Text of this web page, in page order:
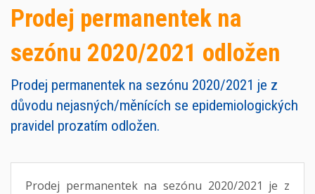
Prodej permanentek na
sezónu 2020/2021 odložen
Prodej permanentek na sezónu 2020/2021 je z
důvodu nejasných/měnících se epidemiologických
pravidel prozatím odložen.
Prodej permanentek na sezónu 2020/2021 je z